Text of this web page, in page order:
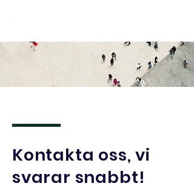
Kontakta oss, vi
svarar snabbt!